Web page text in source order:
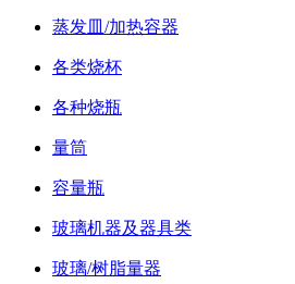
蒸发皿/加热容器
各类烧杯
各种烧瓶
量筒
容量瓶
玻璃机器及器具类
玻璃/树脂量器